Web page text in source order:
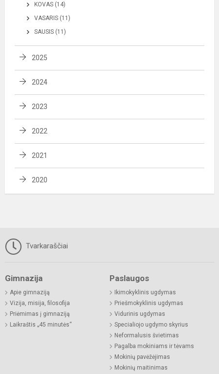
KOVAS (14)
VASARIS (11)
SAUSIS (11)
2025
2024
2023
2022
2021
2020
Tvarkaraščiai
Gimnazija
Apie gimnaziją
Vizija, misija, filosofija
Priėmimas į gimnaziją
Laikraštis „45 minutės“
Paslaugos
Ikimokyklinis ugdymas
Priešmokyklinis ugdymas
Vidurinis ugdymas
Specialiojo ugdymo skyrius
Neformalusis švietimas
Pagalba mokiniams ir tėvams
Mokinių pavėžėjimas
Mokinių maitinimas